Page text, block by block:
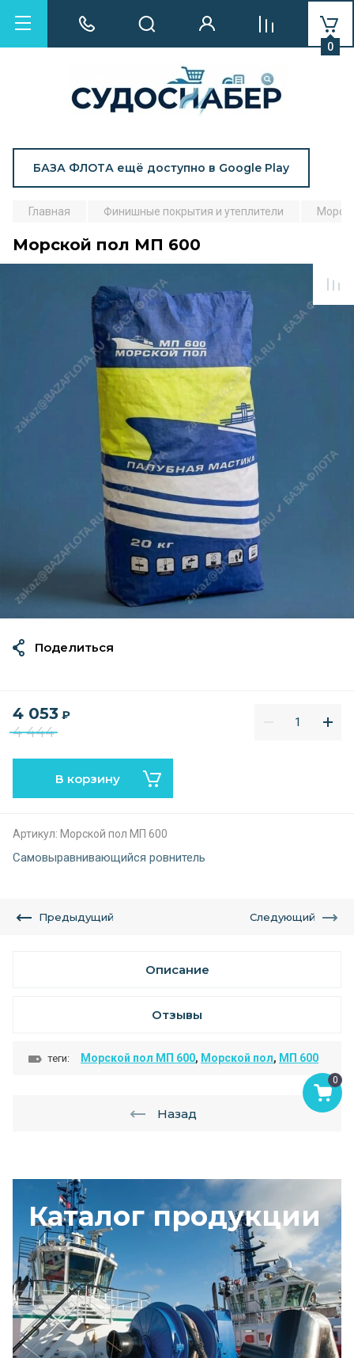
0
БАЗА ФЛОТА ещё доступно в Google Play
0
Каталог продукции
Главная Финишные покрытия и утеплители
Морской пол МП 600
4 053 ₽
4 444
В корзину
Артикул: Морской пол МП 600
Самовыравнивающийся ровнитель
Поделиться
Предыдущий Следующий
Описание
Отзывы
теги: Морской пол МП 600, Морской пол, МП 600
Назад